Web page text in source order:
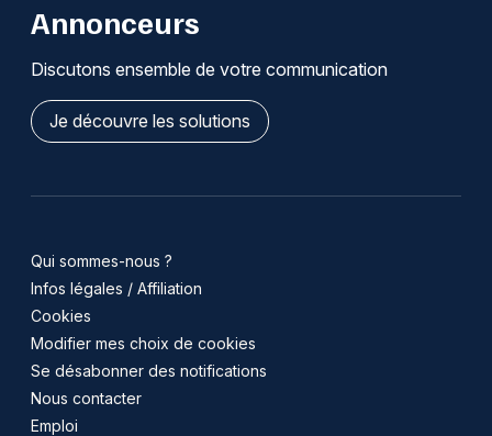
Annonceurs
Discutons ensemble de votre communication
Je découvre les solutions
Qui sommes-nous ?
Infos légales / Affiliation
Cookies
Modifier mes choix de cookies
Se désabonner des notifications
Nous contacter
Emploi